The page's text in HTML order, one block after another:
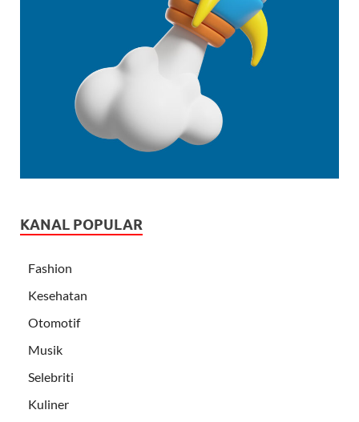
KANAL POPULAR
Fashion
Kesehatan
Otomotif
Musik
Selebriti
Kuliner